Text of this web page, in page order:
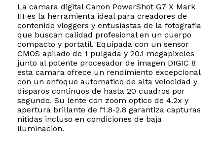
La camara digital Canon PowerShot G7 X Mark
III es la herramienta ideal para creadores de
contenido vloggers y entusiastas de la fotografia
que buscan calidad profesional en un cuerpo
compacto y portatil. Equipada con un sensor
CMOS apilado de 1 pulgada y 20.1 megapixeles
junto al potente procesador de imagen DIGIC 8
esta camara ofrece un rendimiento excepcional
con un enfoque automatico de alta velocidad y
disparos continuos de hasta 20 cuadros por
segundo. Su lente con zoom optico de 4.2x y
apertura brillante de f1.8-2.8 garantiza capturas
nitidas incluso en condiciones de baja
iluminacion.